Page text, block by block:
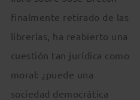
finalmente retirado de las
librerías, ha reabierto una
cuestión tan jurídica como
moral: ¿puede una
sociedad democrática